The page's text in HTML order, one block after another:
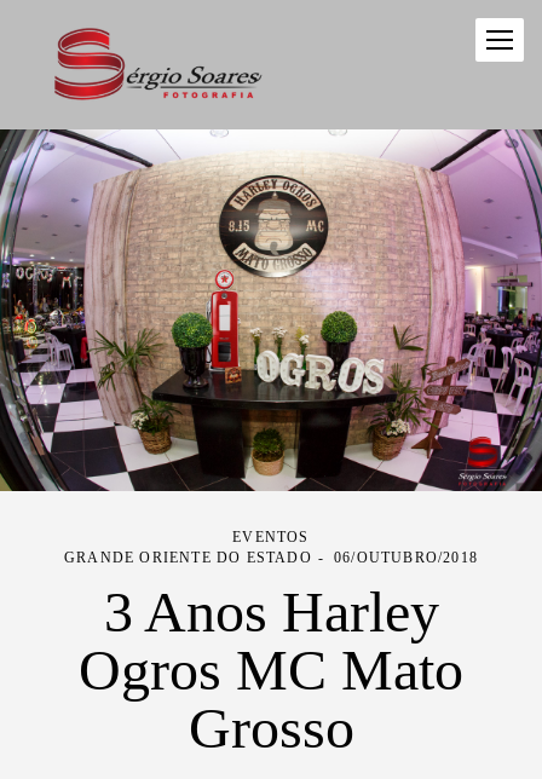
EVENTOS
GRANDE ORIENTE DO ESTADO
06/OUTUBRO/2018
3 Anos Harley
Ogros MC Mato
Grosso